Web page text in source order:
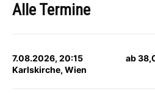
Alle Termine
7.08.2026, 20:15
Karlskirche, Wien
ab